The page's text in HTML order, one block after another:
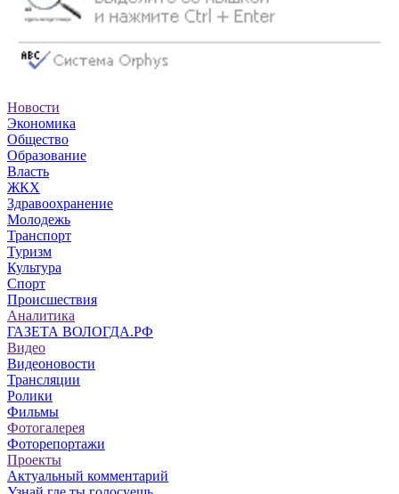
Новости
Экономика
Общество
Образование
Власть
ЖКХ
Здравоохранение
Молодежь
Транспорт
Туризм
Культура
Спорт
Происшествия
Аналитика
ГАЗЕТА ВОЛОГДА.РФ
Видео
Видеоновости
Трансляции
Ролики
Фильмы
Фотогалерея
Фоторепортажи
Проекты
Актуальный комментарий